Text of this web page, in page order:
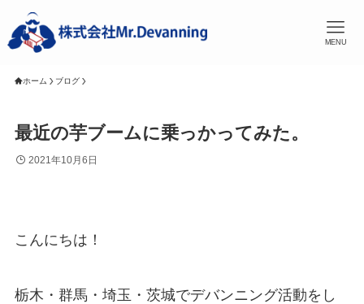
MENU
ホーム ブログ
最近の芋ブームに乗っかってみた。
2021年10月6日
こんにちは！
栃木・群馬・埼玉・茨城でデバンニング活動をし